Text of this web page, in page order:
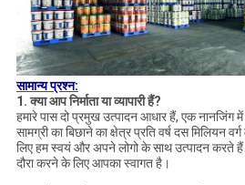
सामान्य प्रश्न:
1. क्या आप निर्माता या व्यापारी हैं?
हमारे पास दो प्रमुख उत्पादन आधार हैं, एक नानजिंग
सामग्री का बिछाने का क्षेत्र प्रति वर्ष दस मिलियन
लिए हम स्वयं और अपने लोगो के साथ उत्पादन करते
दौरा करने के लिए आपका स्वागत है।